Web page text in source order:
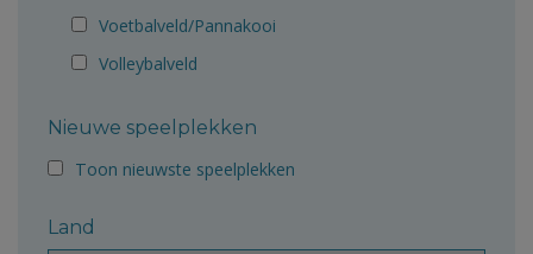
Voetbalveld/Pannakooi
Volleybalveld
Nieuwe speelplekken
Toon nieuwste speelplekken
Land